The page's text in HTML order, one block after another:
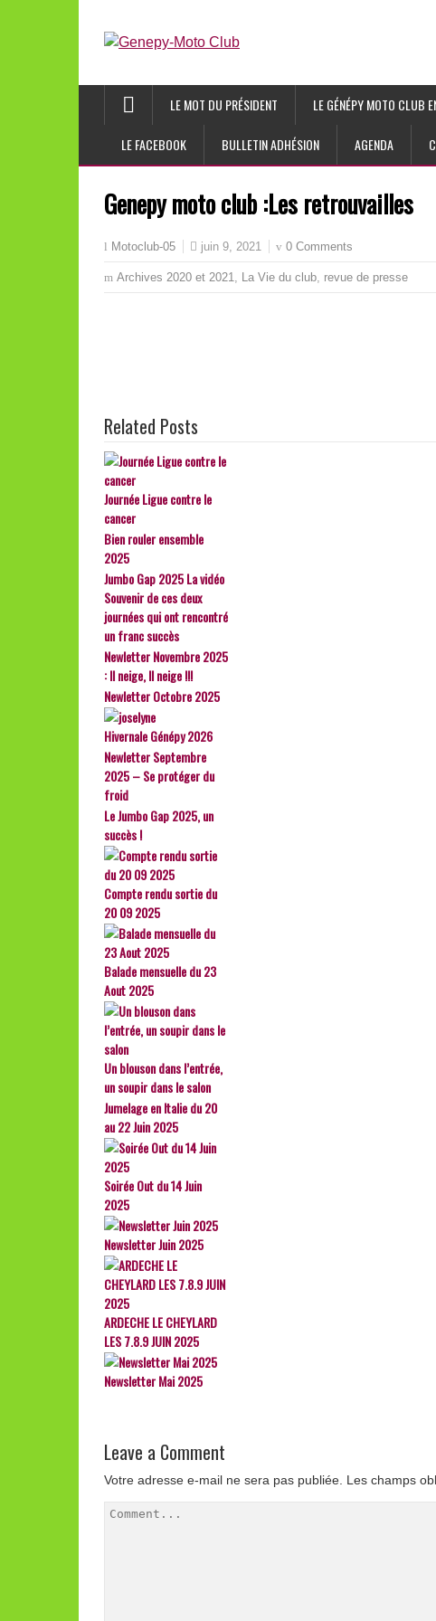
LE MOT DU PRÉSIDENT LE GÉNÉPY MOTO CLUB
LE FACEBOOK BULLETIN ADHÉSION AGENDA
Genepy moto club :Les retrouvailles
Motoclub-05 juin 9, 2021 0 Comments
Archives 2020 et 2021, La Vie du club, revue de presse
Related Posts
Journée Ligue contre le
cancer
Bien rouler ensemble
2025
Jumbo Gap 2025 La vidéo
Souvenir de ces deux
journées qui ont rencontré
un franc succès
Newletter Novembre 2025
: Il neige, Il neige !!!
Newletter Octobre 2025
Hivernale Génépy 2026
Newletter Septembre
2025 – Se protéger du
froid
Le Jumbo Gap 2025, un
succès !
Compte rendu sortie du
20 09 2025
Balade mensuelle du 23
Aout 2025
Un blouson dans l’entrée,
un soupir dans le salon
Jumelage en Italie du 20
au 22 Juin 2025
Soirée Out du 14 Juin
2025
Newsletter Juin 2025
ARDECHE LE CHEYLARD
LES 7.8.9 JUIN 2025
Newsletter Mai 2025
Leave a Comment
Votre adresse e-mail ne sera pas publiée. Les champs